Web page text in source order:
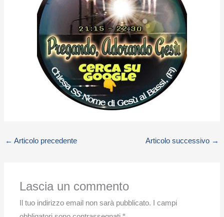
← Articolo precedente Articolo successivo →
Lascia un commento
Il tuo indirizzo email non sarà pubblicato.
I campi